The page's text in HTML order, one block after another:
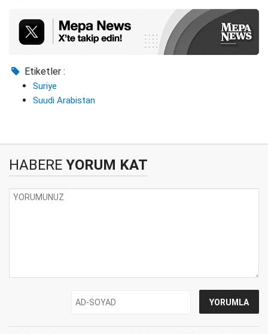
Etiketler :
Suriye
Suudi Arabistan
HABERE YORUM KAT